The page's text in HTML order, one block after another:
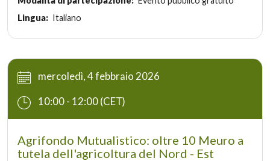
Lingua: Italiano
mercoledì, 4 febbraio 2026
10:00 - 12:00 (CET)
Agrifondo Mutualistico: oltre 10 Meuro a
tutela dell'agricoltura del Nord - Est